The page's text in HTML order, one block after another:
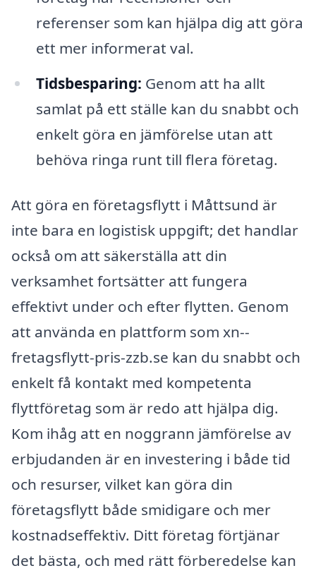
referenser som kan hjälpa dig att göra
ett mer informerat val.
Tidsbesparing: Genom att ha allt
samlat på ett ställe kan du snabbt och
enkelt göra en jämförelse utan att
behöva ringa runt till flera företag.
Att göra en företagsflytt i Måttsund är
inte bara en logistisk uppgift; det handlar
också om att säkerställa att din
verksamhet fortsätter att fungera
effektivt under och efter flytten. Genom
att använda en plattform som xn--
fretagsflytt-pris-zzb.se kan du snabbt och
enkelt få kontakt med kompetenta
flyttföretag som är redo att hjälpa dig.
Kom ihåg att en noggrann jämförelse av
erbjudanden är en investering i både tid
och resurser, vilket kan göra din
företagsflytt både smidigare och mer
kostnadseffektiv. Ditt företag förtjänar
det bästa, och med rätt förberedelse kan